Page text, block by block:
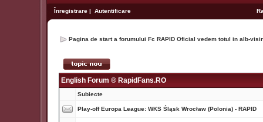
Înregistrare | Autentificare
Pagina de start a forumului Fc RAPID Oficial vedem totul in alb-
English Forum ® RapidFans.RO
Subiecte
Play-off Europa League: WKS Śląsk Wrocław (Polonia) - RAPID